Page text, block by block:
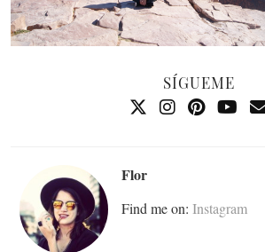
SÍGUEME
Flor
Find me on: Instagram